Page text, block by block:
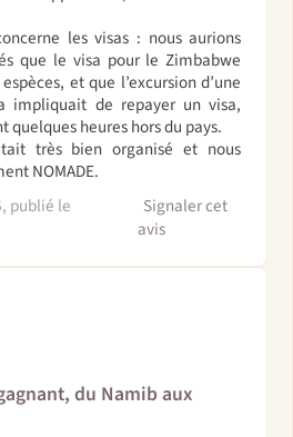
les visas : nous aurions
que le visa pour le Zimbabwe
et que l’excursion d’une
impliquait de repayer un visa,
quelques heures hors du pays.
très bien organisé et nous
NOMADE.
publié le
Signaler cet
avis
du Namib aux